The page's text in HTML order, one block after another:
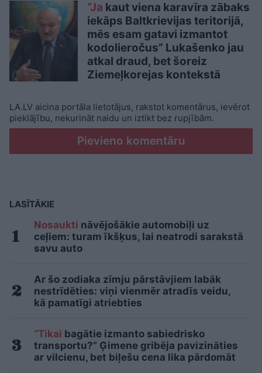
“Ja kaut viena karavīra zābaks
iekāps Baltkrievijas teritorijā,
mēs esam gatavi izmantot
kodolieročus” Lukašenko jau
atkal draud, bet šoreiz
Ziemeļkorejas kontekstā
LA.LV aicina portāla lietotājus, rakstot komentārus, ievērot
pieklājību, nekurināt naidu un iztikt bez rupjībām.
Pievieno komentāru
LASĪTĀKIE
Nosaukti nāvējošākie automobiļi uz
ceļiem: turam īkšķus, lai neatrodi sarakstā
savu auto
Ar šo zodiaka zīmju pārstāvjiem labāk
nestrīdēties: viņi vienmēr atradīs veidu,
kā pamatīgi atriebties
“Tikai bagātie izmanto sabiedrisko
transportu?” Ģimene gribēja pavizināties
ar vilcienu, bet biļešu cena lika pārdomāt